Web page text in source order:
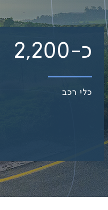
כ-2,200
כלי רכב